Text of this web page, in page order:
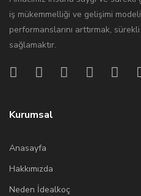
iş mükemmelliği ve gelişimi
performanslarını arttırmak,
sağlamaktır.
Kurumsal
Anasayfa
Hakkımızda
Neden İdealkoç